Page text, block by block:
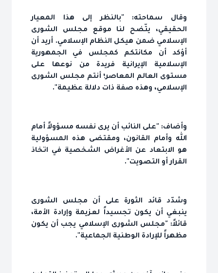
وقال سماحته: "بالنظر إلى هذا المعيار
الحقيقي، يتّضح لنا موقع مجلس الشورى
الإسلامي ضمن هيكل النظام الإسلامي. أريد أن
أؤكد أن مكانتكم كمجلس في الجمهورية
الإسلامية الإيرانية فريدة من نوعها على
مستوى العالم المعاصر؛ أنتم مجلس الشورى
الإسلامي، وهذه صفة ذات دلالة عظيمة".
وأضاف: "على النائب أن يرى نفسه مسؤولاً أمام
الله وأمام القانون، ومقتضى هذه المسؤولية
هو الابتعاد عن الأغراض الشخصية في اتخاذ
القرار أو التصويت".
وشدّد قائد الثورة على أن مجلس الشورى
ينبغي أن يكون تجسيداً لعزيمة وإرادة الأمة،
قائلاً: "مجلس الشورى الإسلامي يجب أن يكون
مظهراً للإرادة الوطنية الجماعية".